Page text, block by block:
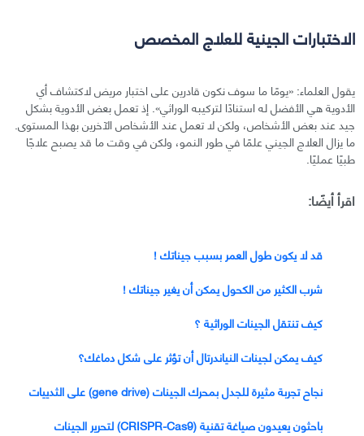
الاختبارات الجينية للعلاج المخصص
يقول العلماء: «يومًا ما سوف نكون قادرين على اختبار مريض لاكتشاف أي
الأدوية هي الأفضل له استنادًا لتركيبه الوراثي». إذ تعمل بعض الأدوية بشكل
جيد عند بعض الأشخاص، ولكن لا تعمل عند الأشخاص الآخرين بهذا المستوى.
ما يزال العلاج الجيني علمًا في طور النمو، ولكن في وقت ما قد يصبح علاجًا
طبيًا عمليًا.
اقرأ أيضًا:
قد لا يكون طول العمر بسبب جيناتك !
شرب الكثير من الكحول يمكن أن يغير جيناتك !
كيف تنتقل الجينات الوراثية ؟
كيف يمكن لجينات النياندرتال أن تؤثر على شكل دماغك؟
نجاح تجربة مثيرة للجدل بمحرك الجينات (gene drive) على الثدييات
باحثون يعيدون صياغة تقنية (CRISPR-Cas9) لتحرير الجينات